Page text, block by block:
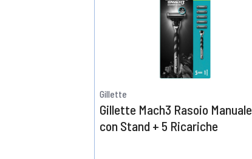
Gillette
Gillette Mach3 Rasoio Manuale
con Stand + 5 Ricariche